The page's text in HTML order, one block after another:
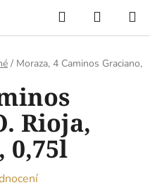
Hledat
KOŠÍK
/ Moraza, 4 Caminos Graciano,
Rioja,
0,75l